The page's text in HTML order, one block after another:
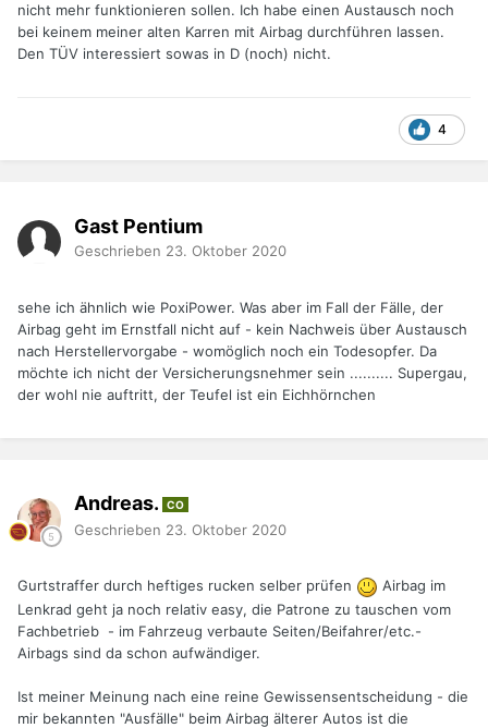
nicht mehr funktionieren sollen. Ich habe einen Austausch noch
bei keinem meiner alten Karren mit Airbag durchführen lassen.
Den TÜV interessiert sowas in D (noch) nicht.
4
Gast Pentium
Geschrieben 23. Oktober 2020
sehe ich ähnlich wie PoxiPower. Was aber im Fall der Fälle, der
Airbag geht im Ernstfall nicht auf - kein Nachweis über Austausch
nach Herstellervorgabe - womöglich noch ein Todesopfer. Da
möchte ich nicht der Versicherungsnehmer sein .......... Supergau,
der wohl nie auftritt, der Teufel ist ein Eichhörnchen
Andreas. CO
Geschrieben 23. Oktober 2020
Gurtstraffer durch heftiges rucken selber prüfen
Airbag im
Lenkrad geht ja noch relativ easy, die Patrone zu tauschen vom
Fachbetrieb - im Fahrzeug verbaute Seiten/Beifahrer/etc.-
Airbags sind da schon aufwändiger.
Ist meiner Meinung nach eine reine Gewissensentscheidung - die
mir bekannten "Ausfälle" beim Airbag älterer Autos ist die